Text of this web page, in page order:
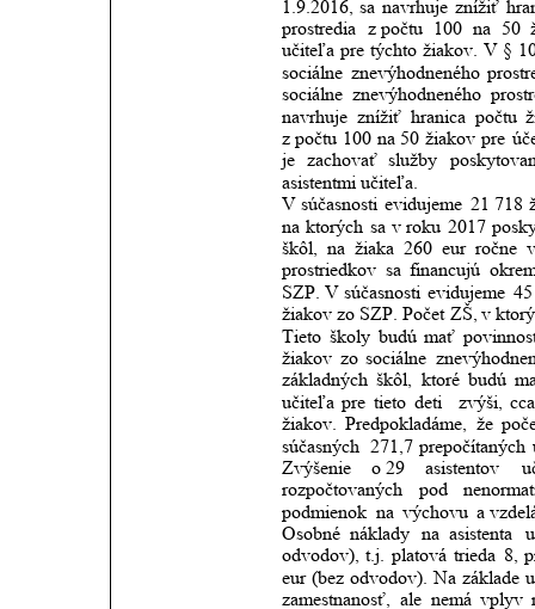
1.9.2016, sa navrhuje znížiť
prostredia
z počtu 100 na 50
učiteľa pre týchto žiakov. V §
sociálne znevýhodneného
sociálne znevýhodneného
navrhuje znížiť hranica počtu
z počtu 100 na 50 žiakov pre
je
zachovať služby
asistentmi učiteľa.
V súčasnosti evidujeme 21 718
na ktorých sa v roku 2017
škôl,
na žiaka 260 eur ročne
prostriedkov sa financujú
SZP. V súčasnosti evidujeme 45
žiakov zo SZP. Počet ZŠ, v
Tieto školy budú mať
žiakov zo sociálne
základných škôl, ktoré budú
učiteľa pre tieto deti zvýši,
cca
žiakov.
Predpokladáme, že
súčasných
271,7 prepočítaných
Zvýšenie
o 29 asistentov
rozpočtovaných
pod
podmienok na výchovu a
Osobné náklady na asistenta
odvodov), t.j. platová trieda 8,
eur (bez odvodov). Na základe
zamestnanosť,
ale nemá vplyv